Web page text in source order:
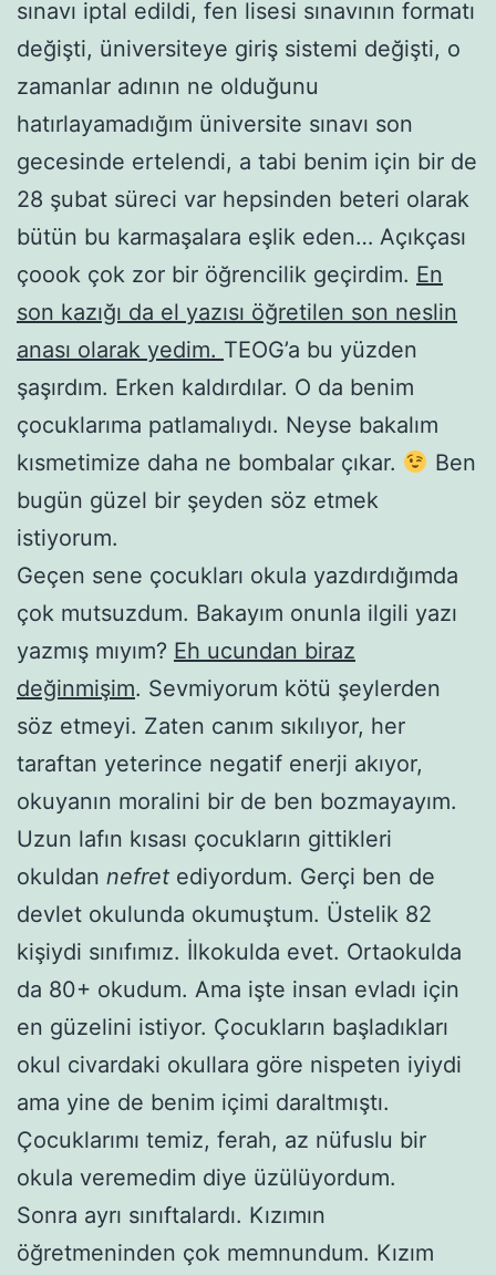
sınavı iptal edildi, fen lisesi sınavının formatı
değişti, üniversiteye giriş sistemi değişti, o
zamanlar adının ne olduğunu
hatırlayamadığım üniversite sınavı son
gecesinde ertelendi, a tabi benim için bir de
28 şubat süreci var hepsinden beteri olarak
bütün bu karmaşalara eşlik eden… Açıkçası
çoook çok zor bir öğrencilik geçirdim. En
son kazığı da el yazısı öğretilen son neslin
anası olarak yedim. TEOG’a bu yüzden
şaşırdım. Erken kaldırdılar. O da benim
çocuklarıma patlamalıydı. Neyse bakalım
kısmetimize daha ne bombalar çıkar.
Ben
bugün güzel bir şeyden söz etmek
istiyorum.
Geçen sene çocukları okula yazdırdığımda
çok mutsuzdum. Bakayım onunla ilgili yazı
yazmış mıyım? Eh ucundan biraz
değinmişim. Sevmiyorum kötü şeylerden
söz etmeyi. Zaten canım sıkılıyor, her
taraftan yeterince negatif enerji akıyor,
okuyanın moralini bir de ben bozmayayım.
Uzun lafın kısası çocukların gittikleri
okuldan nefret ediyordum. Gerçi ben de
devlet okulunda okumuştum. Üstelik 82
kişiydi sınıfımız. İlkokulda evet. Ortaokulda
da 80+ okudum. Ama işte insan evladı için
en güzelini istiyor. Çocukların başladıkları
okul civardaki okullara göre nispeten iyiydi
ama yine de benim içimi daraltmıştı.
Çocuklarımı temiz, ferah, az nüfuslu bir
okula veremedim diye üzülüyordum.
Sonra ayrı sınıftalardı. Kızımın
öğretmeninden çok memnundum. Kızım